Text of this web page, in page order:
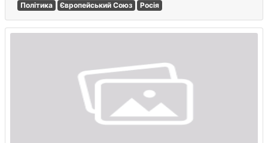
Політика Європейський Союз Росія